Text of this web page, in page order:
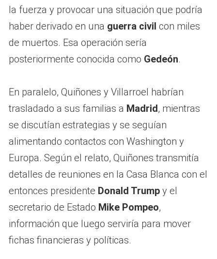
la fuerza y provocar una situación que podría
haber derivado en una guerra civil con miles
de muertos. Esa operación sería
posteriormente conocida como Gedeón.
En paralelo, Quiñones y Villarroel habrían
trasladado a sus familias a Madrid, mientras
se discutían estrategias y se seguían
alimentando contactos con Washington y
Europa. Según el relato, Quiñones transmitía
detalles de reuniones en la Casa Blanca con el
entonces presidente Donald Trumpy el
secretario de Estado Mike Pompeo,
información que luego serviría para mover
fichas financieras y políticas.